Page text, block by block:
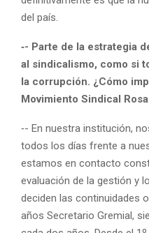
del país.
‑- Parte de la estrategia
al sindicalismo, como si
la corrupción. ¿Cómo
Movimiento Sindical
‑- En nuestra institución,
todos los días frente a
estamos en contacto
evaluación de la gestión y
deciden las continuidades
años Secretario Gremial,